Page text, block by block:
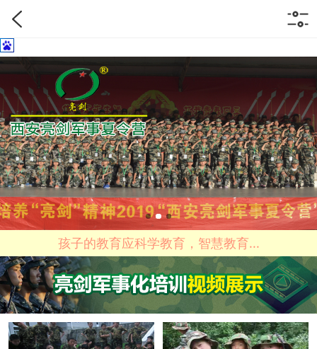
孩子的教育应科学教育，智慧教育...